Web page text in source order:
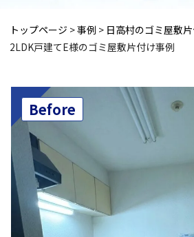
トップページ >事例 > 日高村のゴミ屋敷
2LDK戸建てE様のゴミ屋敷片付け事例
Before